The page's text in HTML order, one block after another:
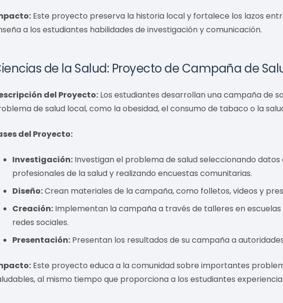
Este proyecto preserva la historia local y fortalece los lazos
a los estudiantes habilidades de investigación y comunicación.
de la Salud: Proyecto de Campaña de
del Proyecto: Los estudiantes desarrollan una campaña de
de salud local, como la obesidad, el consumo de tabaco o la
del Proyecto:
Investigación: Investigan el problema de salud seleccionando
profesionales de la salud y realizando encuestas comunitarias.
Diseño:Crean materiales de la campaña, como folletos, videos y
Creación: Implementan la campaña a través de talleres en
redes sociales.
Presentación: Presentan los resultados de su campaña a
Este proyecto educa a la comunidad sobre importantes
al mismo tiempo que proporciona a los estudiantes